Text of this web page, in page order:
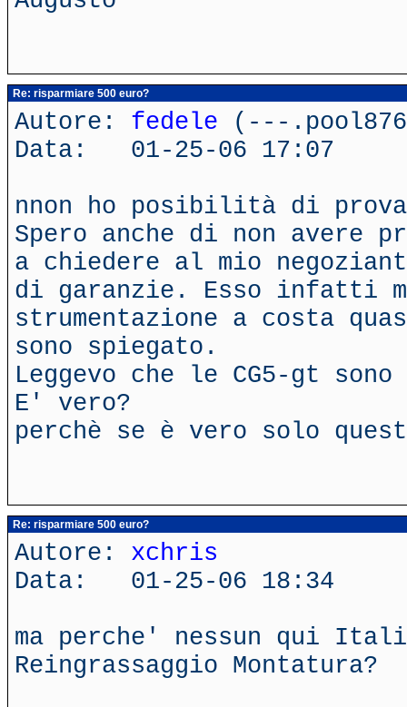
Re: risparmiare 500 euro?
Autore: fedele (---
Data: 01-25-06 17:07
nnon ho posibilità di
Spero anche di non avere
a chiedere al mio
di garanzie. Esso infatti
strumentazione a costa
sono spiegato.
Leggevo che le CG5-gt
E' vero?
perchè se è vero solo
Re: risparmiare 500 euro?
Autore: xchris
Data: 01-25-06 18:34
ma perche' nessun qui
Reingrassaggio Montatura?